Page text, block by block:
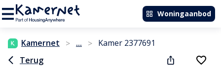
Woningaanbod
Kamernet > ... > Kamer 2377691
Terug